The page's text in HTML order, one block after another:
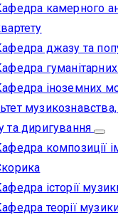
камерного
джазу та
іноземних
та диригування
композиції
історії
теорії